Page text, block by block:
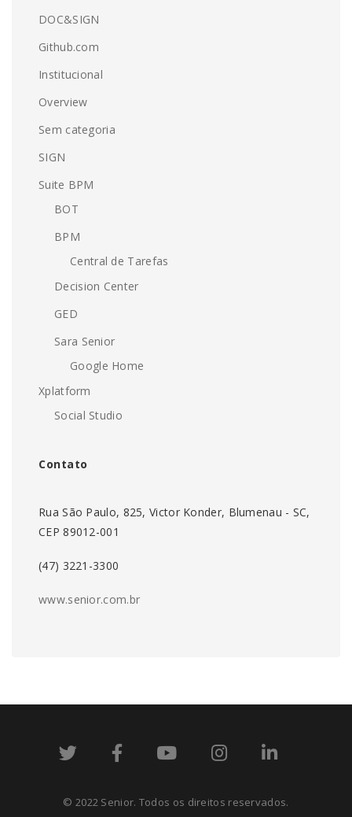
DOC&SIGN
Github.com
Institucional
Overview
Sem categoria
SIGN
Suite BPM
BOT
BPM
Central de Tarefas
Decision Center
GED
Sara Senior
Google Home
Xplatform
Social Studio
Contato
Rua São Paulo, 825, Victor Konder, Blumenau - SC,
CEP 89012-001
(47) 3221-3300
www.senior.com.br
© 2022 Senior. Todos os direitos reservados.